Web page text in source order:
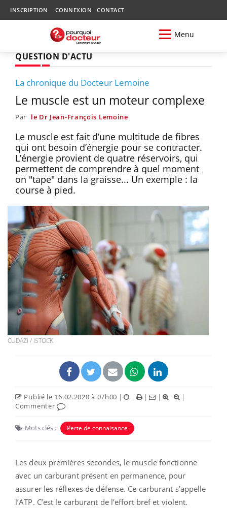
INSCRIPTION CONNEXION CONTACT
Menu
QUESTION D'ACTU
La chronique du Docteur Lemoine
Le muscle est un moteur complexe
Par le Dr Jean-François Lemoine
Le muscle est fait d’une multitude de fibres
qui ont besoin d’énergie pour se contracter.
L’énergie provient de quatre réservoirs, qui
permettent de comprendre à quel moment
on "tape" dans la graisse... Un exemple : la
course à pied.
CUDAZI / ISTOCK
Publié le 16.02.2020 à 07h00 | | | |
|
Commenter
Mots clés : Perte de connaisance
Les deux premières secondes, le muscle fonctionne
avec un carburant présent en permanence, pour
assurer les réflexes de défense. Ce carburant s’appelle
l’ATP. C’est le carburant de l’effort bref et violent.